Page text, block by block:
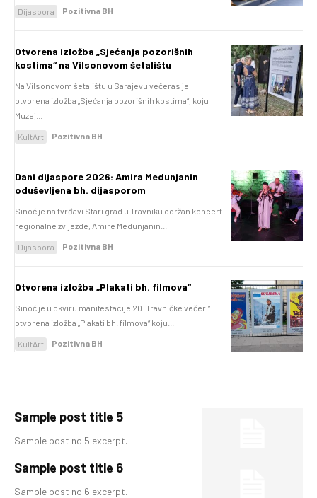
Dijaspora Pozitivna BH
Otvorena izložba „Sjećanja pozorišnih
kostima“ na Vilsonovom šetalištu
Na Vilsonovom šetalištu u Sarajevu večeras je
otvorena izložba „Sjećanja pozorišnih kostima“, koju
Muzej...
KultArt Pozitivna BH
Dani dijaspore 2026: Amira Medunjanin
oduševljena bh. dijasporom
Sinoć je na tvrđavi Stari grad u Travniku održan koncert
regionalne zvijezde, Amire Medunjanin...
Dijaspora Pozitivna BH
Otvorena izložba „Plakati bh. filmova“
Sinoć je u okviru manifestacije 20. Travničke večeri“
otvorena izložba „Plakati bh. filmova“ koju...
KultArt Pozitivna BH
Sample post title 5
Sample post no 5 excerpt.
Sample post title 6
Sample post no 6 excerpt.